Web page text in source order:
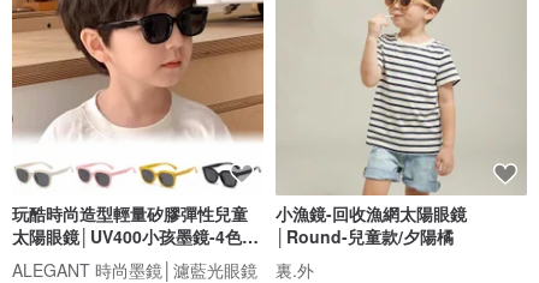
玩酷時尚造型輕量矽膠彈性兒童
太陽眼鏡│UV400小孩墨鏡-4色任
選
ALEGANT 時尚墨鏡│濾藍光眼鏡
小漁鏡-回收漁網太陽眼鏡
│Round-兒童款/夕陽橘
裏.外